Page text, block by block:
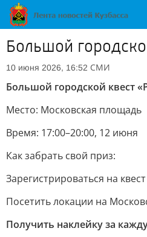
Большой
10 июня 2026, 16:52 СМИ
Большой городской квест
Место: Московская площадь
Время: 17:00–20:00, 12 июня
Как забрать свой приз:
Зарегистрироваться на
Посетить локации на
Получить наклейку за